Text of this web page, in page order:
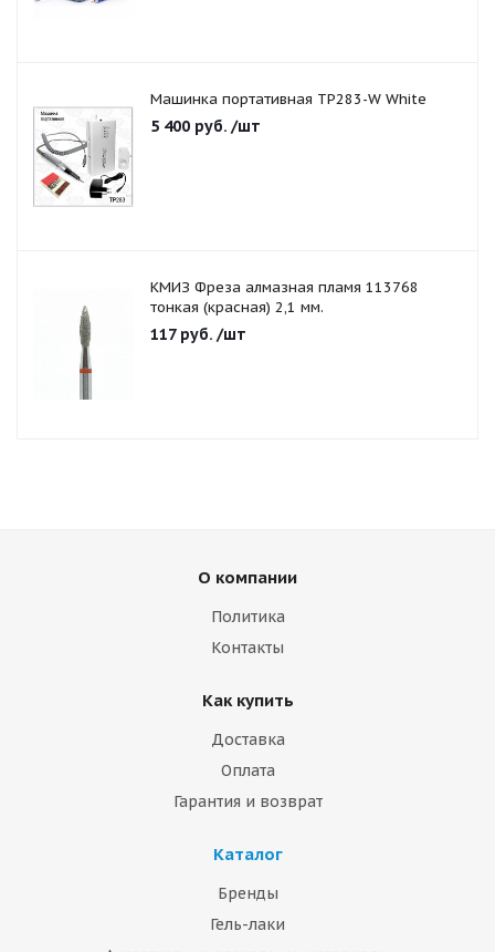
Машинка портативная TP283-W White
5 400 руб. /шт
КМИЗ Фреза алмазная пламя 113768
тонкая (красная) 2,1 мм.
117руб. /шт
О компании
Политика
Контакты
Как купить
Доставка
Оплата
Гарантия и возврат
Каталог
Бренды
Гель-лаки